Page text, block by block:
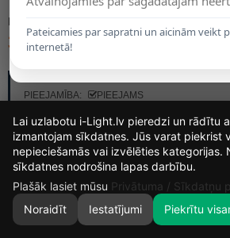
MODELIS:
38.40€
PIEEJAMĪBA:
PIEEJAMS
Pateicamies par sapratni un aicinām veikt
internetā!
15
DIENAS
9
STUNDAS
42
MIN.
Lai uzlabotu i-Light.lv pieredzi un rādītu
izmantojam sīkdatnes. Jūs varat piekrist
nepieciešamās vai izvēlēties kategorijas.
sīkdatnes nodrošina lapas darbību.
Plašāk lasiet mūsu Privātuma / Sīkdatņu
Noraidīt
Iestatījumi Piekrītu